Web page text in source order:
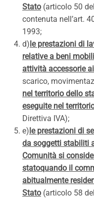
Stato (articolo 50
contenuta nell’art.
1993;
d)le prestazioni di
relative a beni
attività accessorie
scarico,
nel territorio dello
eseguite nel
Direttiva IVA);
e)le prestazioni di
da soggetti stabiliti
Comunità si
statoquando il
abitualmente
Stato (articolo 58